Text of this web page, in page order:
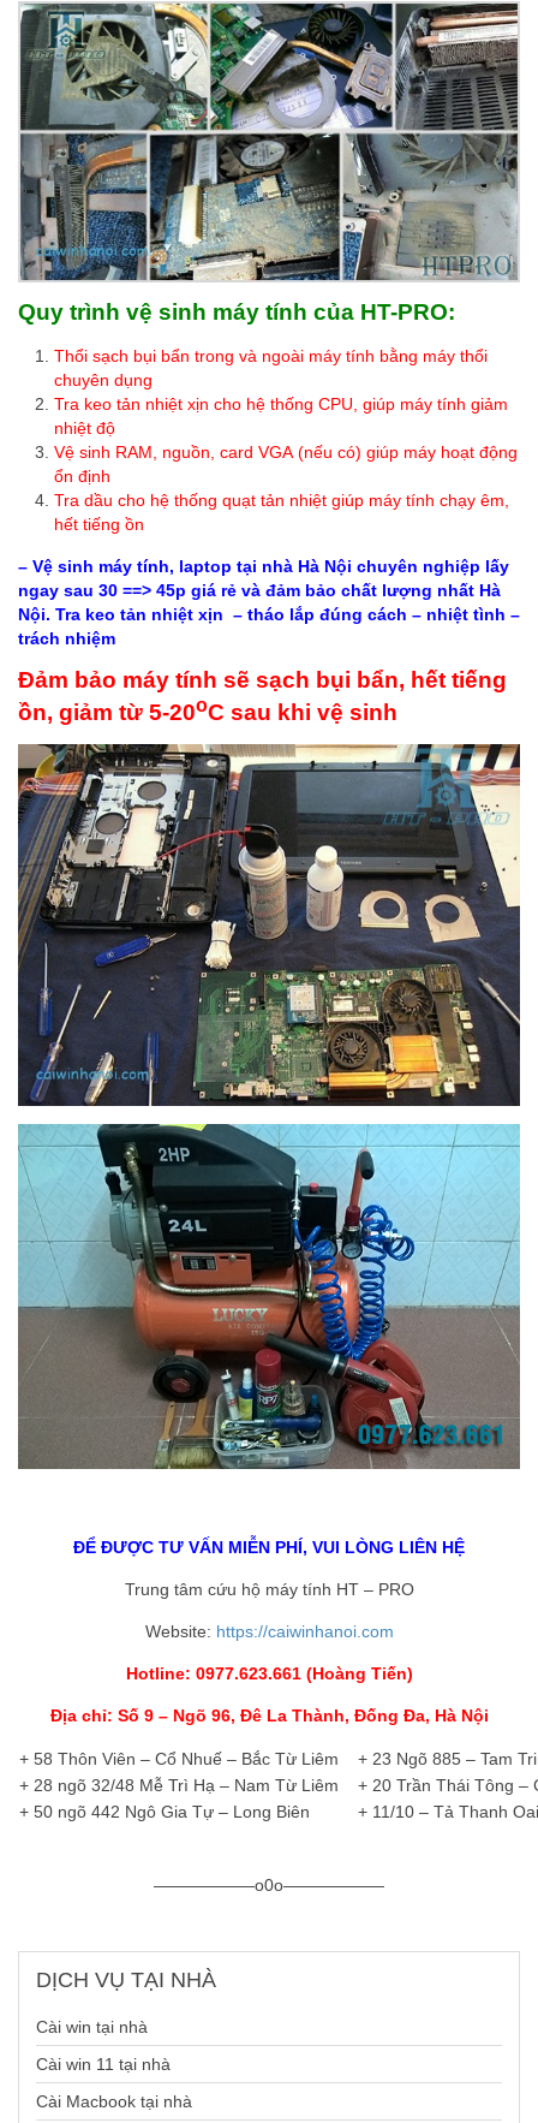
Quy trình vệ sinh máy tính của HT-PRO:
Thổi sạch bụi bẩn trong và ngoài máy tính bằng máy thổi
chuyên dụng
Tra keo tản nhiệt xịn cho hệ thống CPU, giúp máy tính giảm
nhiệt độ
Vệ sinh RAM, nguồn, card VGA (nếu có) giúp máy hoạt động
ổn định
Tra dầu cho hệ thống quạt tản nhiệt giúp máy tính chạy êm,
hết tiếng ồn
– Vệ sinh máy tính, laptop tại nhà Hà Nội chuyên nghiệp lấy
ngay sau 30 ==> 45p giá rẻ và đảm bảo chất lượng nhất Hà
Nội. Tra keo tản nhiệt xịn – tháo lắp đúng cách – nhiệt tình –
trách nhiệm
Đảm bảo máy tính sẽ sạch bụi bẩn, hết tiếng
ồn, giảm từ 5-20oC sau khi vệ sinh
ĐỂ ĐƯỢC TƯ VẤN MIỄN PHÍ, VUI LÒNG LIÊN HỆ
Trung tâm cứu hộ máy tính HT – PRO
Website: https://caiwinhanoi.com
Hotline: 0977.623.661 (Hoàng Tiến)
Địa chỉ: Số 9 – Ngõ 96, Đê La Thành, Đống Đa, Hà Nội
+ 58 Thôn Viên – Cổ Nhuế – Bắc Từ Liêm
+ 23 Ngõ 885 – Tam
+ 28 ngõ 32/48 Mễ Trì Hạ – Nam Từ Liêm
+ 20 Trần Thái Tông –
+ 50 ngõ 442 Ngô Gia Tự – Long Biên
+ 11/10 – Tả Thanh
——————o0o——————
DỊCH VỤ TẠI NHÀ
Cài win tại nhà
Cài win 11 tại nhà
Cài Macbook tại nhà